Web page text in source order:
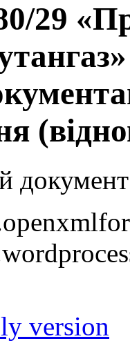
29
version